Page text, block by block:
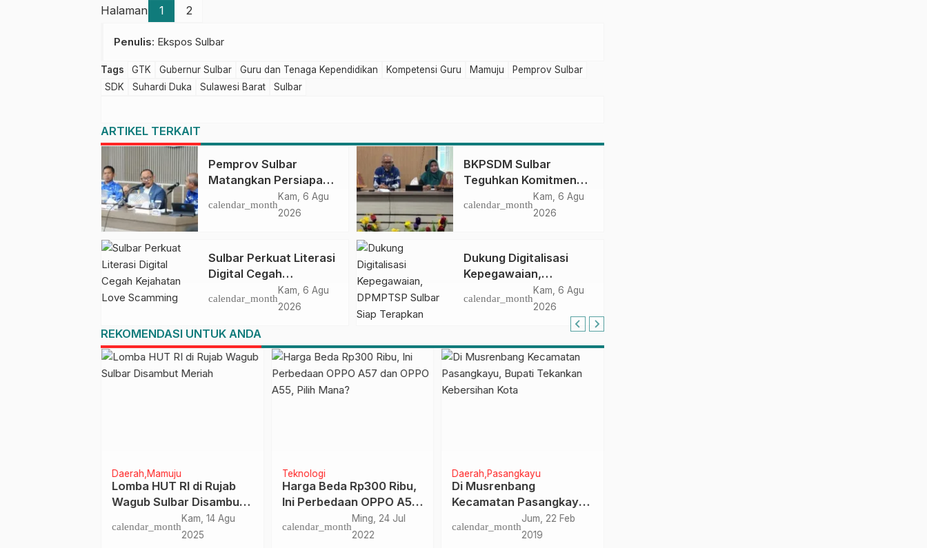
Halaman 1 2
Penulis: Ekspos Sulbar
Tags GTK Gubernur Sulbar Guru dan Tenaga Kependidikan Kompetensi Guru Mamuju
Pemprov Sulbar
SDK
Suhardi Duka Sulawesi Barat Sulbar
ARTIKEL TERKAIT
Pemprov Sulbar
Matangkan Persiapan
HUT Ke-81 RI, Puncak
Upacara di Lapangan
calendar_month
Kam, 6 Agu
2026
BKPSDM Sulbar
Teguhkan Komitmen
Pengembangan
Kompetensi ASN
Perjanjian Tugas
Belajar 2026
calendar_month
Kam, 6 Agu
2026
Sulbar Perkuat Literasi
Digital Cegah
Kejahatan Love
Scamming
calendar_month
Kam, 6 Agu
2026
Dukung Digitalisasi
Kepegawaian,
DPMPTSP Sulbar Siap
Terapkan Aplikasi
calendar_month
Kam, 6 Agu
2026
REKOMENDASI UNTUK ANDA
Daerah Mamuju
Lomba HUT RI di Rujab
Wagub Sulbar Disambut
calendar_month
Kam, 14 Agu
2025
Teknologi
Harga Beda Rp300 Ribu,
Ini Perbedaan OPPO A57
dan OPPO A55, Pilih
Mana?
calendar_month
Ming, 24 Jul
2022
Daerah Pasangkayu
Di Musrenbang
Kecamatan Pasangkayu,
Bupati Tekankan
Kebersihan Kota
calendar_month
Jum, 22 Feb
2019